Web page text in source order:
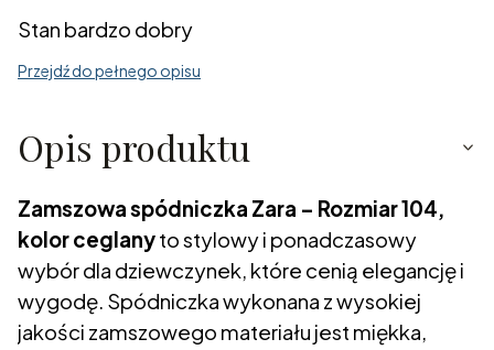
Stan bardzo dobry
Przejdź do pełnego opisu
Opis produktu
Zamszowa spódniczka Zara – Rozmiar 104,
kolor ceglanyto stylowy i ponadczasowy
wybór dla dziewczynek, które cenią elegancję i
wygodę. Spódniczka wykonana z wysokiej
jakości zamszowego materiału jest miękka,